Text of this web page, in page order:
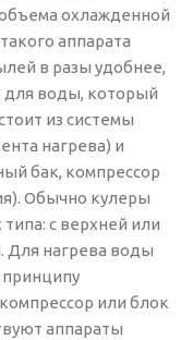
охлажденной
аппарата
в разы удобнее,
для воды, который
из системы
нагрева) и
бак, компрессор
Обычно кулеры
с верхней или
Для нагрева воды
или блок
аппараты